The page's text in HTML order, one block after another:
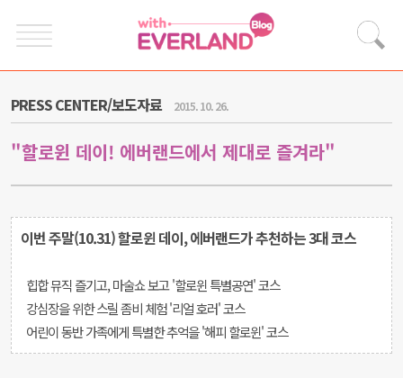
PRESS CENTER/보도자료 2015. 10. 26.
"할로윈 데이! 에버랜드에서 제대로 즐겨라"
이번 주말(10.31) 할로윈 데이, 에버랜드가 추천하는 3대 코스
힙합 뮤직 즐기고, 마술쇼 보고 '할로윈 특별공연' 코스
강심장을 위한 스릴 좀비 체험 '리얼 호러' 코스
어린이 동반 가족에게 특별한 추억을 '해피 할로윈' 코스